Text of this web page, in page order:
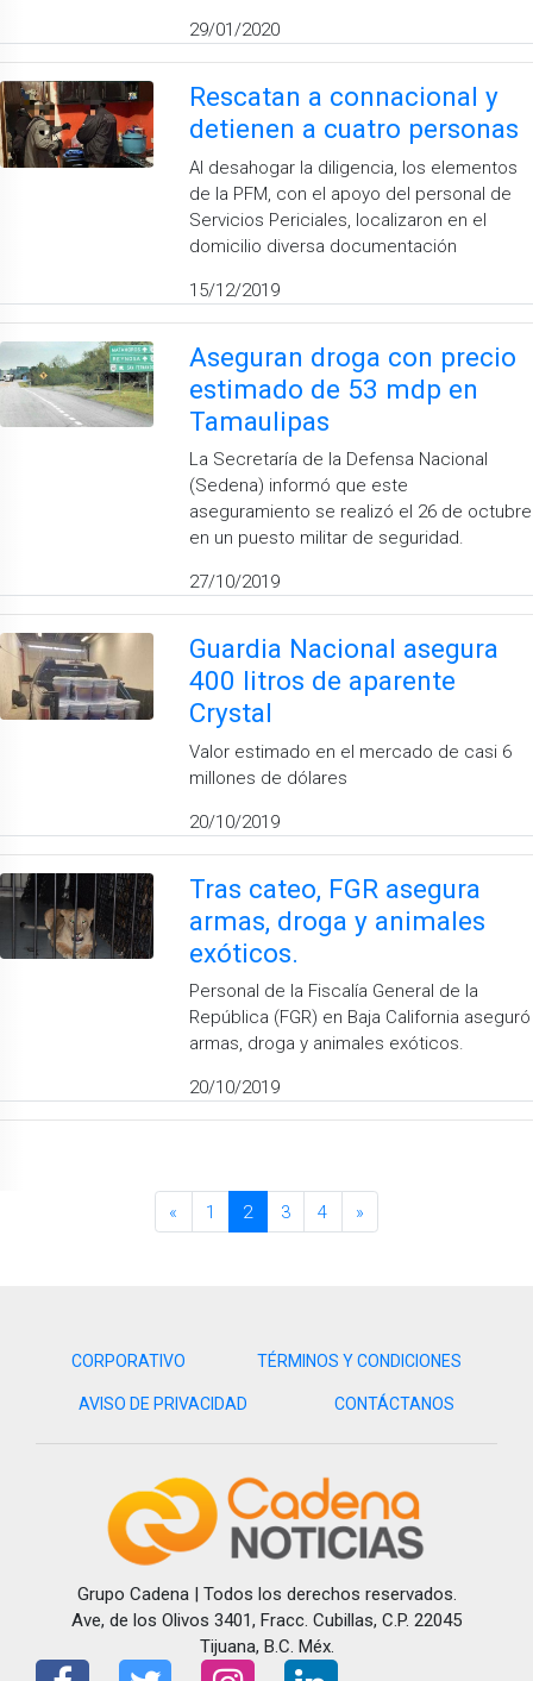
29/01/2020
Rescatan a connacional y
detienen a cuatro personas
Al desahogar la diligencia, los elementos
de la PFM, con el apoyo del personal de
Servicios Periciales, localizaron en el
domicilio diversa documentación
15/12/2019
Aseguran droga con precio
estimado de 53 mdp en
Tamaulipas
La Secretaría de la Defensa Nacional
(Sedena) informó que este
aseguramiento se realizó el 26 de octubre
en un puesto militar de seguridad.
27/10/2019
Guardia Nacional asegura
400 litros de aparente
Crystal
Valor estimado en el mercado de casi 6
millones de dólares
20/10/2019
Tras cateo, FGR asegura
armas, droga y animales
exóticos.
Personal de la Fiscalía General de la
República (FGR) en Baja California aseguró
armas, droga y animales exóticos.
20/10/2019
« 1 2 3 4 »
CORPORATIVO TÉRMINOS Y CONDICIONES
AVISO DE PRIVACIDAD CONTÁCTANOS
Grupo Cadena | Todos los derechos reservados.
Ave, de los Olivos 3401, Fracc. Cubillas, C.P. 22045
Tijuana, B.C. Méx.